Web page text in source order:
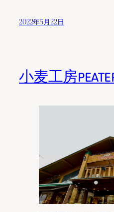
2022年5月22日
小麦工房